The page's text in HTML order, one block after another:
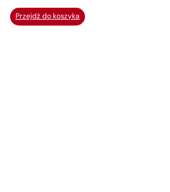
Przejdź do koszyka